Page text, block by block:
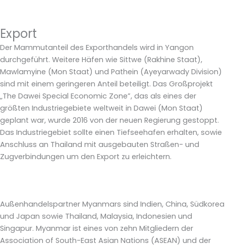
Export
Der Mammutanteil des Exporthandels wird in Yangon
durchgeführt. Weitere Häfen wie Sittwe (Rakhine Staat),
Mawlamyine (Mon Staat) und Pathein (Ayeyarwady Division)
sind mit einem geringeren Anteil beteiligt. Das Großprojekt
„The Dawei Special Economic Zone”, das als eines der
größten Industriegebiete weltweit in Dawei (Mon Staat)
geplant war, wurde 2016 von der neuen Regierung gestoppt.
Das Industriegebiet sollte einen Tiefseehafen erhalten, sowie
Anschluss an Thailand mit ausgebauten Straßen- und
Zugverbindungen um den Export zu erleichtern.
Außenhandelspartner Myanmars sind Indien, China, Südkorea
und Japan sowie Thailand, Malaysia, Indonesien und
Singapur. Myanmar ist eines von zehn Mitgliedern der
Association of South-East Asian Nations (ASEAN) und der